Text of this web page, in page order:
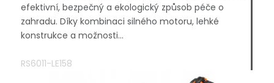
efektivní, bezpečný a ekologický způsob péče o
zahradu. Díky kombinaci silného motoru, lehké
konstrukce a možnosti...
RS6011-LE158